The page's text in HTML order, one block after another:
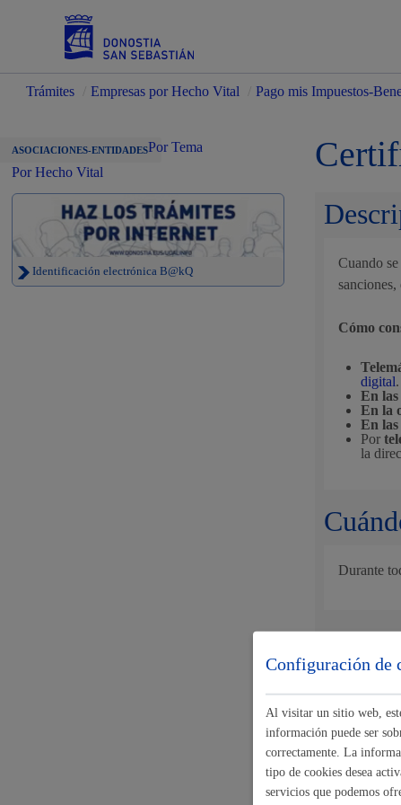
Padrón y asuntos personales
Trámites Empresas por Hecho Vital Pago mis Impuestos-
ASOCIACIONES-ENTIDADESPor Tema
Por Hecho Vital
Identificación electrónica B@kQ
Cuando
sanciones,
Cómo
digital.
En las
En la
En
Por
la
Durante
Tamaño
Configuración de
Al visitar un sitio web,
información puede ser
correctamente. La
tipo de cookies desea
servicios que podemos